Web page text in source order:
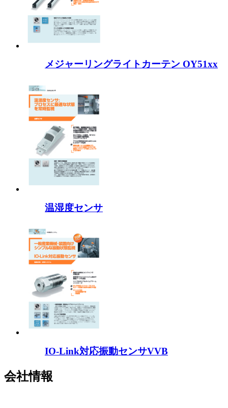
メジャーリングライトカーテン OY51xx
温湿度センサ
IO-Link対応振動センサVVB
会社情報